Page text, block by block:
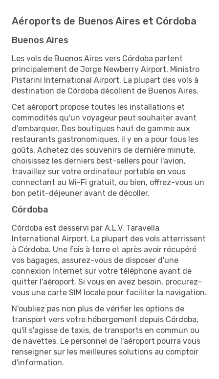
Aéroports de Buenos Aires et Córdoba
Buenos Aires
Les vols de Buenos Aires vers Córdoba partent
principalement de Jorge Newberry Airport, Ministro
Pistarini International Airport. La plupart des vols à
destination de Córdoba décollent de Buenos Aires.
Cet aéroport propose toutes les installations et
commodités qu'un voyageur peut souhaiter avant
d'embarquer. Des boutiques haut de gamme aux
restaurants gastronomiques, il y en a pour tous les
goûts. Achetez des souvenirs de dernière minute,
choisissez les derniers best-sellers pour l'avion,
travaillez sur votre ordinateur portable en vous
connectant au Wi-Fi gratuit, ou bien, offrez-vous un
bon petit-déjeuner avant de décoller.
Córdoba
Córdoba est desservi par A.L.V. Taravella
International Airport. La plupart des vols atterrissent
à Córdoba. Une fois à terre et après avoir récupéré
vos bagages, assurez-vous de disposer d'une
connexion Internet sur votre téléphone avant de
quitter l'aéroport. Si vous en avez besoin, procurez-
vous une carte SIM locale pour faciliter la navigation.
N'oubliez pas non plus de vérifier les options de
transport vers votre hébergement depuis Córdoba,
qu'il s'agisse de taxis, de transports en commun ou
de navettes. Le personnel de l'aéroport pourra vous
renseigner sur les meilleures solutions au comptoir
d'information.